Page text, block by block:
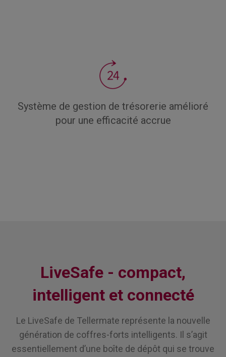
Système de gestion de trésorerie amélioré
pour une efficacité accrue
LiveSafe - compact,
intelligent et connecté
Le LiveSafe de Tellermate représente la nouvelle
génération de coffres-forts intelligents. Il s’agit
essentiellement d’une boîte de dépôt qui se trouve